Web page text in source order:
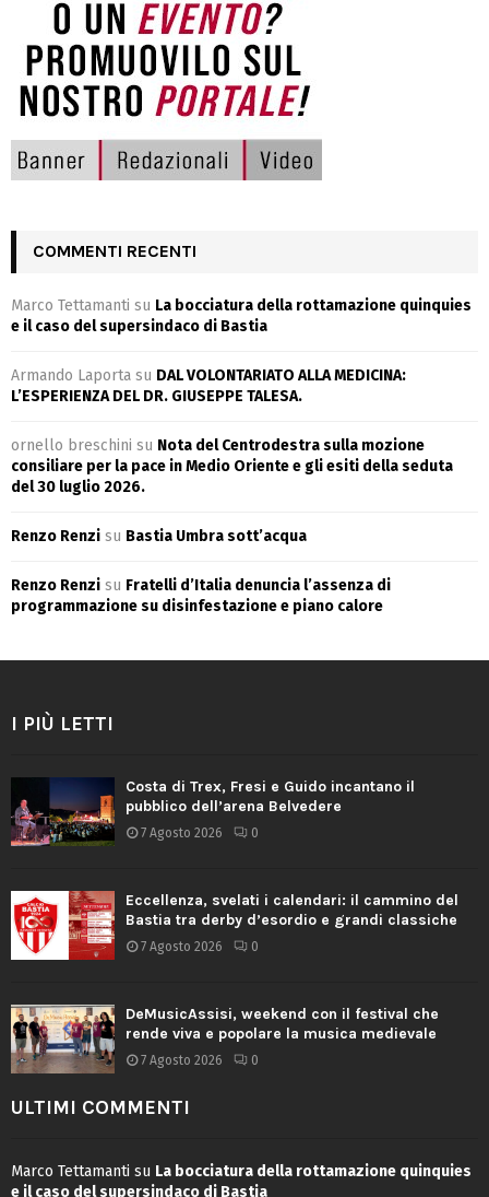
COMMENTI RECENTI
Marco Tettamanti su La bocciatura della rottamazione quinquies
e il caso del supersindaco di Bastia
Armando Laporta su DAL VOLONTARIATO ALLA MEDICINA:
L’ESPERIENZA DEL DR. GIUSEPPE TALESA.
ornello breschini su Nota del Centrodestra sulla mozione
consiliare per la pace in Medio Oriente e gli esiti della seduta
del 30 luglio 2026.
Renzo Renzi su Bastia Umbra sott’acqua
Renzo Renzi su Fratelli d’Italia denuncia l’assenza di
programmazione su disinfestazione e piano calore
I PIÙ LETTI
Costa di Trex, Fresi e Guido incantano il
pubblico dell’arena Belvedere
7 Agosto 2026 0
Eccellenza, svelati i calendari: il cammino del
Bastia tra derby d’esordio e grandi classiche
7 Agosto 2026 0
DeMusicAssisi, weekend con il festival che
rende viva e popolare la musica medievale
7 Agosto 2026 0
ULTIMI COMMENTI
Marco Tettamanti su La bocciatura della rottamazione quinquies
e il caso del supersindaco di Bastia